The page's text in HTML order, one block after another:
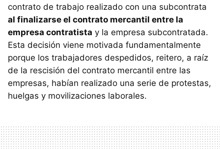
contrato de trabajo realizado con una subcontrata
al finalizarse el contrato mercantil entre la
empresa contratista y la empresa subcontratada.
Esta decisión viene motivada fundamentalmente
porque los trabajadores despedidos, reitero, a raíz
de la rescisión del contrato mercantil entre las
empresas, habían realizado una serie de protestas,
huelgas y movilizaciones laborales.